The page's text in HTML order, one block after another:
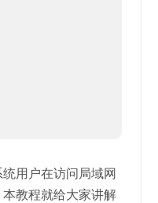
用户在访问局域网
教程就给大家讲解